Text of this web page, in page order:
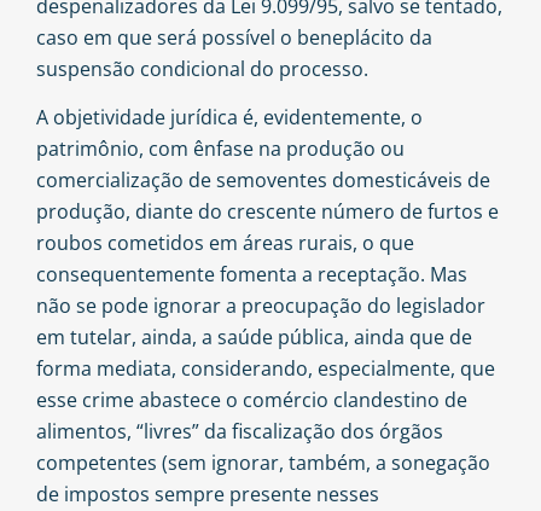
despenalizadores da Lei 9.099/95, salvo se tentado,
caso em que será possível o beneplácito da
suspensão condicional do processo.
A objetividade jurídica é, evidentemente, o
patrimônio, com ênfase na produção ou
comercialização de semoventes domesticáveis de
produção, diante do crescente número de furtos e
roubos cometidos em áreas rurais, o que
consequentemente fomenta a receptação. Mas
não se pode ignorar a preocupação do legislador
em tutelar, ainda, a saúde pública, ainda que de
forma mediata, considerando, especialmente, que
esse crime abastece o comércio clandestino de
alimentos, “livres” da fiscalização dos órgãos
competentes (sem ignorar, também, a sonegação
de impostos sempre presente nesses